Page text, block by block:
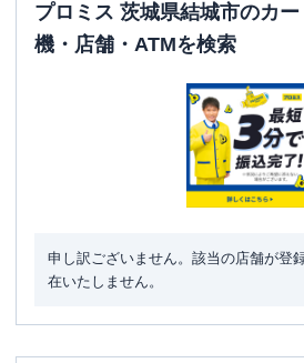
プロミス 茨城県結城市のカ
機・店舗・ATMを検索
申し訳ございません。該当の店舗が登
在いたしません。